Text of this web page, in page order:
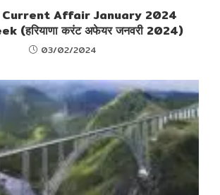
Current Affair January 2024
(हरियाणा करंट अफेयर जनवरी 2024)
03/02/2024